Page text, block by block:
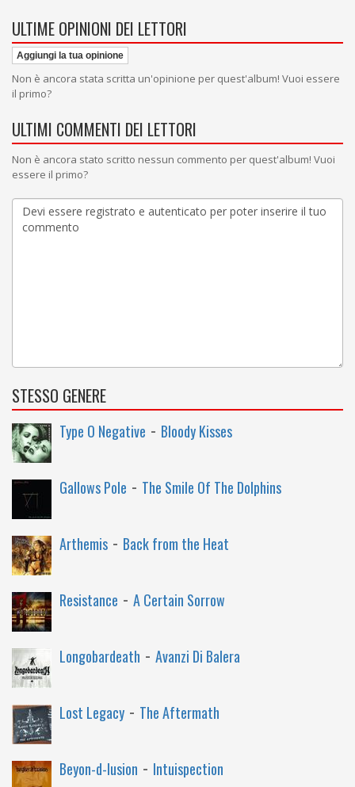
ULTIME OPINIONI DEI LETTORI
Aggiungi la tua opinione
Non è ancora stata scritta un'opinione per quest'album! Vuoi essere
il primo?
ULTIMI COMMENTI DEI LETTORI
Non è ancora stato scritto nessun commento per quest'album! Vuoi
essere il primo?
STESSO GENERE
Type O Negative - Bloody Kisses
Gallows Pole - The Smile Of The Dolphins
Arthemis - Back from the Heat
Resistance - A Certain Sorrow
Longobardeath - Avanzi Di Balera
Lost Legacy - The Aftermath
Beyon-d-lusion - Intuispection